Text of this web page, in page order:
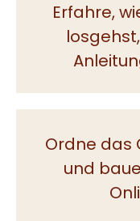
Erfahre,
Ordne das
und